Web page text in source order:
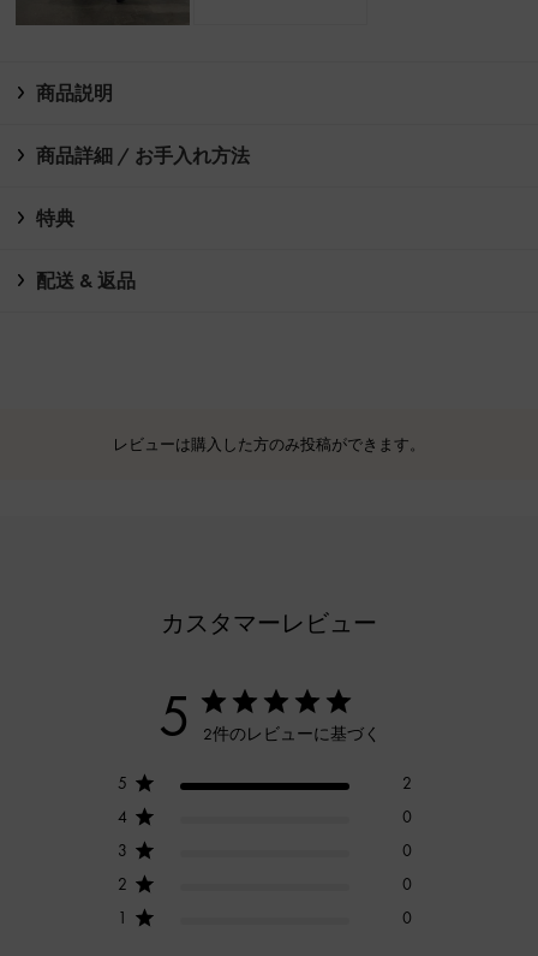
商品説明
商品詳細 / お手入れ方法
特典
配送 & 返品
レビューは購入した方のみ投稿ができます。
カスタマーレビュー
5 2件のレビューに基づく
5
2
4
0
3
0
2
0
1
0